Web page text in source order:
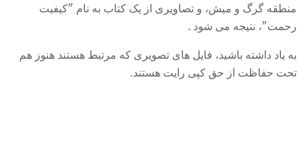
منطقه گرگ و میش، و تصاویری از یک کتاب به نام "کیفیت
رحمت"، نتیجه می شود .
به یاد داشته باشید، فایل های تصویری که مرتبط هستند هنوز هم
تحت حفاظت از حق کپی رایت هستند.